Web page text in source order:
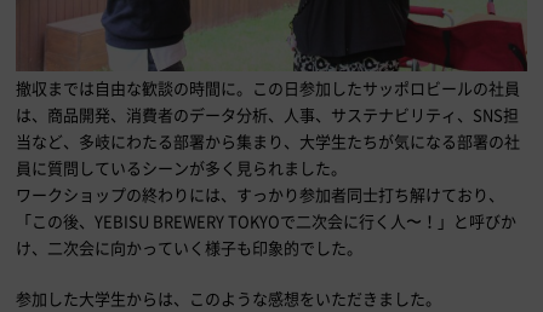
撤収までは自由な歓談の時間に。この日参加したサッポロビールの社員
は、商品開発、消費者のデータ分析、人事、サステナビリティ、SNS担
当など、多岐にわたる部署から集まり、大学生たちが気になる部署の社
員に質問しているシーンが多く見られました。
ワークショップの終わりには、すっかり参加者同士打ち解けており、
「この後、YEBISU BREWERY TOKYOで二次会に行く人〜！」と呼びか
け、二次会に向かっていく様子も印象的でした。
参加した大学生からは、このような感想をいただきました。